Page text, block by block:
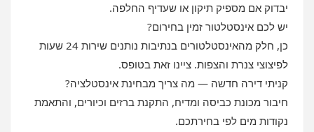
יבדוק אם מספיק תיקון או שעדיף החלפה.
יש לכם אינסטלטור זמין בחירום?
כן, חלק מהאינסטלטורים בנתיבות נותנים שירות 24 שעות
לפיצוצי צנרת והצפות. ציינו זאת בטופס.
קניתי דירה חדשה — מה צריך מבחינת אינסטלציה?
חיבור מכונת כביסה ומדיח, התקנת ברזים וכיורים, והתאמת
נקודות מים לפי בחירתכם.